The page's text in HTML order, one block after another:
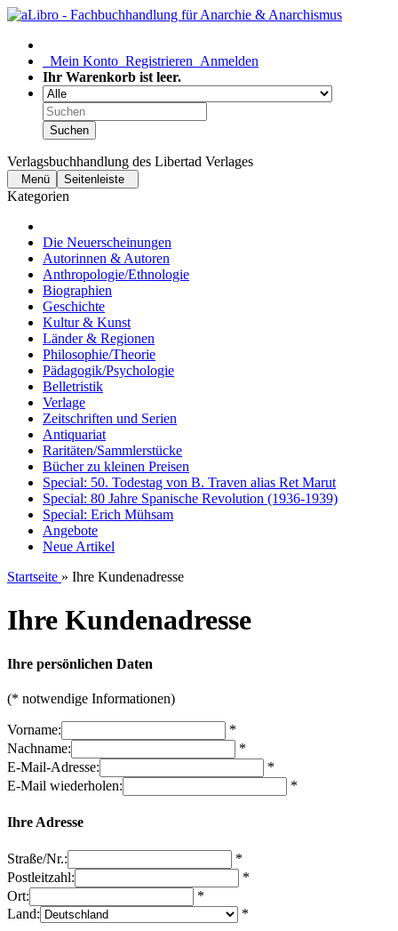
Mein Konto Registrieren Anmelden
Ihr Warenkorb ist leer.
Suchen
Verlagsbuchhandlung des Libertad Verlages
Menü Seitenleiste
Kategorien
Die Neuerscheinungen
Autorinnen & Autoren
Anthropologie/Ethnologie
Biographien
Geschichte
Kultur & Kunst
Länder & Regionen
Philosophie/Theorie
Pädagogik/Psychologie
Belletristik
Verlage
Zeitschriften und Serien
Antiquariat
Raritäten/Sammlerstücke
Bücher zu kleinen Preisen
Special: 50. Todestag von B. Traven alias Ret Marut
Special: 80 Jahre Spanische Revolution (1936-1939)
Special: Erich Mühsam
Angebote
Neue Artikel
Startseite » Ihre Kundenadresse
Ihre Kundenadresse
Ihre persönlichen Daten
(* notwendige Informationen)
Vorname:
*
Nachname:
*
E-Mail-Adresse:
*
E-Mail wiederholen:
*
Ihre Adresse
Straße/Nr.:
*
Postleitzahl:
*
Ort:
*
Land:
*